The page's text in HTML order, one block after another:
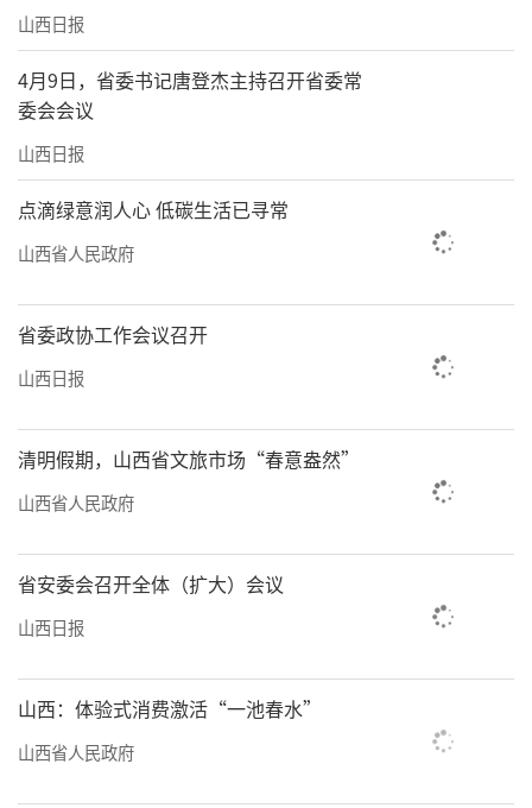
制造、光伏、新材料、第三代半导体、现代医
药、信息技术融合应用、合成生物、人工智能
八条重点产业链能级跃升，加快打造培育新质
生产力、塑造发展新优势的先行区。（范珉
菲）
向总书记报告
近年来，山西转型综合改革示范区在产业
培育中不断推出创新之举，锚定新型工业化和
础，坚定不移大抓发展、大抓产业、大抓项
目，聚焦八条产业链，以智能化、绿色化、融
业加强产业链分析谋划，打造空间上高度集
聚、上下游紧密协同、供应链集约高效的产业
及时发现解决苗头性、趋势性、潜在性问题，
不断提升经济运行的实时感知、科学分析、精
准预测水平，牢固产业链根基，稳住工业基本
山西日报
4月9日，省委书记唐登杰主持召开省委常
委会会议
山西日报
点滴绿意润人心 低碳生活已寻常
山西省人民政府
省委政协工作会议召开
山西日报
清明假期，山西省文旅市场“春意盎然”
山西省人民政府
省安委会召开全体（扩大）会议
山西日报
山西：体验式消费激活“一池春水”
山西省人民政府